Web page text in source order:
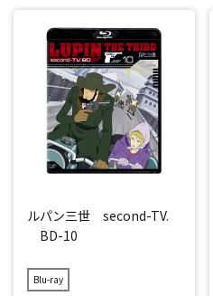
ルパン三世 second-TV.
BD-10
Blu-ray